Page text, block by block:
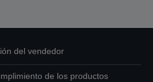
del vendedor
de los productos